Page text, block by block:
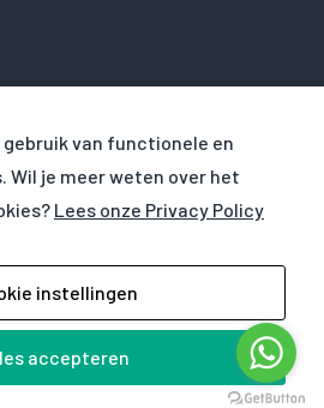
BV Privacyverklaring
| Website doorMind your
van functionele en
je meer weten over het
Lees onze Privacy Policy
instellingen
accepteren